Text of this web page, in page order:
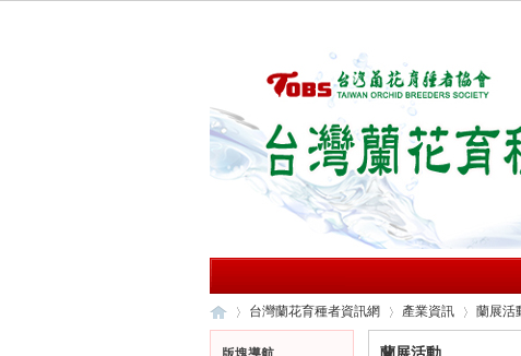
台灣蘭花育種者資訊網 產業資訊 蘭展活